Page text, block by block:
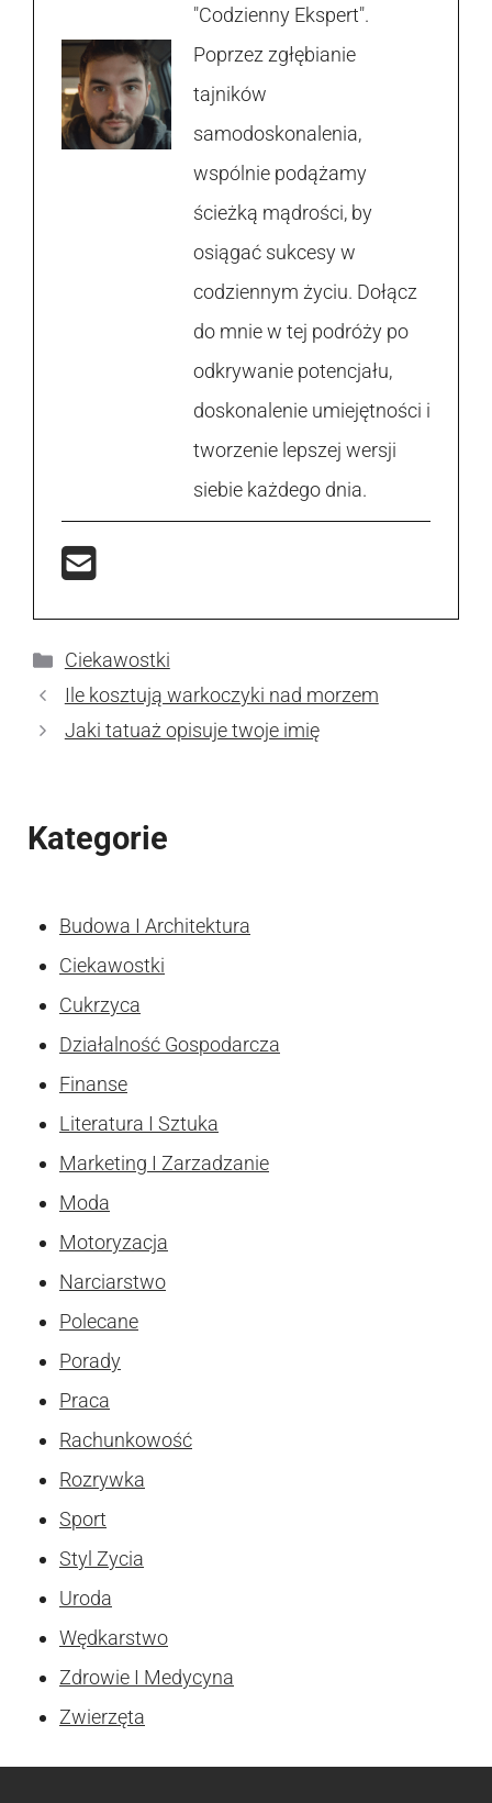
"Codzienny Ekspert".
Poprzez zgłębianie
tajników
samodoskonalenia,
wspólnie podążamy
ścieżką mądrości, by
osiągać sukcesy w
codziennym życiu. Dołącz
do mnie w tej podróży po
odkrywanie potencjału,
doskonalenie umiejętności i
tworzenie lepszej wersji
siebie każdego dnia.
Kategorie
Ciekawostki
Ile kosztują warkoczyki nad morzem
Jaki tatuaż opisuje twoje imię
Kategorie
Budowa I Architektura
Ciekawostki
Cukrzyca
Działalność Gospodarcza
Finanse
Literatura I Sztuka
Marketing I Zarzadzanie
Moda
Motoryzacja
Narciarstwo
Polecane
Porady
Praca
Rachunkowość
Rozrywka
Sport
Styl Zycia
Uroda
Wędkarstwo
Zdrowie I Medycyna
Zwierzęta